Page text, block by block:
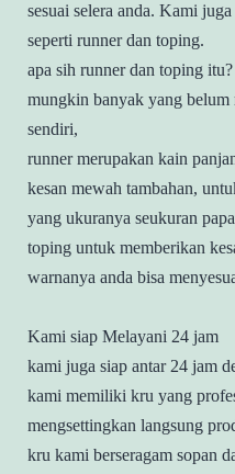
sesuai selera anda. Kami
seperti runner dan toping.
apa sih runner dan toping itu?
mungkin banyak yang
sendiri,
runner merupakan kain
kesan mewah tambahan,
yang ukuranya seukuran
toping untuk memberikan
warnanya anda bisa
Kami siap Melayani 24 jam
kami juga siap antar 24 jam
kami memiliki kru yang
mengsettingkan langsung
kru kami berseragam sopan